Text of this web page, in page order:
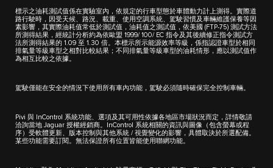
標示之油耗測試值係在實驗室內，依規定的行車型態於車體動力計上測得。實際道
路行駛時，因受天候、路況、載重、使用空調系統、駕駛習慣及車輛維護保養等因
素影響，其實際油耗值常低於測試值，油耗值之測試值，依美國 (FTP-75) 測試方法
所測得結果，經統計分析約為依歐盟 1999/ 100/ EC 指令及其後續修正指令測試方
法所測得結果的 1.09 至 1.30 倍。本標示所示能源效率等級，係指認證車型於相同
排氣量等級車型之相對比較結果；不同排氣量等級車型的油耗情形，應以測試值作
為相互比較之依據。
駕駛僅能在安全的情況下使用所有車內功能，駕駛必須隨時確保完全控制車輛。
Pivi 與 InControl 系統功能、選項及其可用性依據各地區市場狀況而定，詳情敬請
洽詢當地 Jaguar 授權經銷商。InControl 系統相關的資訊與圖像（包含螢幕或程
序）受軟體更新、版本控制與其他系統 / 視覺變化的影響，具體取決於所選配備。
某些功能需要訂閱。無法保證所有位置皆能使用聯網功能。